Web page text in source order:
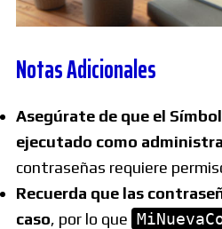
Notas Adicionales
Asegúrate de que el
ejecutado como
contraseñas requiere
Recuerda que las
caso, por lo que